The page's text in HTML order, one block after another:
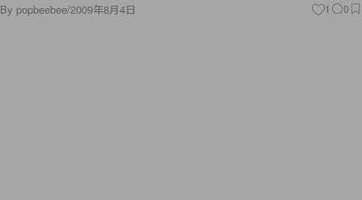
By popbeebee/2009年8月4日 1 0